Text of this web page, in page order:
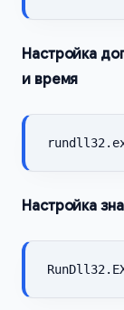
Настройка
и время
Настройка